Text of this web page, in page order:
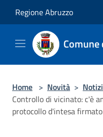
Regione Abruzzo
Comune
Home > Novità >
Controllo di vicinato: c'è
protocollo d'intesa